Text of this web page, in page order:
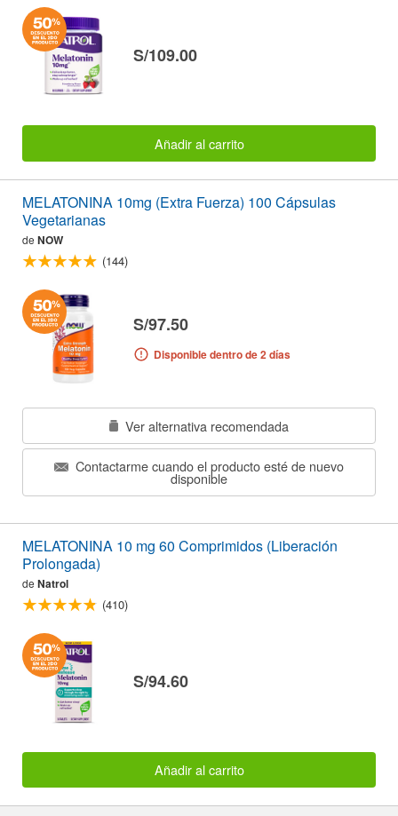
S/109.00
Añadir al carrito
MELATONINA 10mg (Extra Fuerza) 100 Cápsulas
Vegetarianas
de NOW
(144)
S/97.50
Disponible dentro de 2 días
Ver alternativa recomendada
Contactarme cuando el producto esté de nuevo
disponible
MELATONINA 10 mg 60 Comprimidos (Liberación
Prolongada)
de Natrol
(410)
S/94.60
Añadir al carrito